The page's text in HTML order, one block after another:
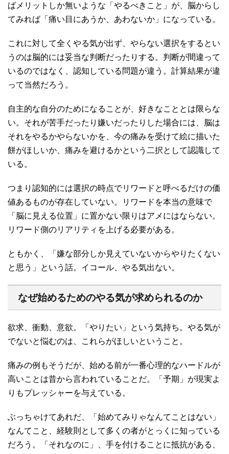
ばメリットしか無いような「やるべきこと」が、脳からし
てみれば「痛い目にあうか、あわないか」になっている。
これに対して全くやる気が出ず、やらない選択をするとい
うのは脳的には妥当な判断だったりする。判断が間違って
いるのではなく、認知している問題が違う。計算結果が違
って当然だろう。
自主的な自分のためになることが、好きなこととは限らな
い。それが苦手だったり嫌いだったりした場合には、脳は
それをやるかやらないかを、今の痛みを受けて絵に描いた
餅がほしいか、痛みを避けるかという二択として認識して
いる。
つまり認知的には選択の時点でリワードと呼べるだけの価
値あるものが存在していない。リワードを本当の意味で
「脳に見える位置」に置かない限りはアメにはならない。
リワード側のリアリティを上げる必要がある。
ともかく、「嫌な部分しか見えていないからやりたくない
と思う」という話。イコール、やる気出ない。
なぜ始めるためのやる気が求められるのか
欲求、衝動、意欲。「やりたい」という気持ち。やる気が
でないと悩むのは、これらがほしいということ。
痛みの例もそうだが、始める前が一番心理的なハードルが
高いことは昔から言われていることだ。「予期」が現実よ
りもプレッシャーを与えている。
ぶっちゃけてあれだ、「始めてみりゃなんてことはない」
なんてこと、経験則として多くの者がとっくに知っている
だろう。「それなのに」、手を付けることに抵抗がある、